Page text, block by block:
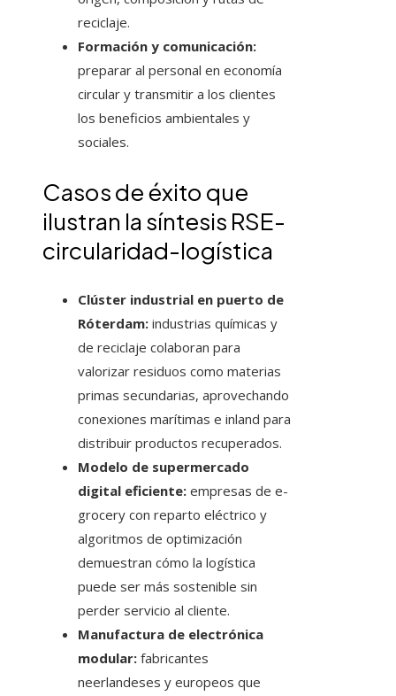
reciclaje.
Formación y comunicación:
preparar al personal en economía
circular y transmitir a los clientes
los beneficios ambientales y
sociales.
Casos de éxito que
ilustran la síntesis RSE-
circularidad-logística
Clúster industrial en puerto de
Róterdam: industrias químicas y
de reciclaje colaboran para
valorizar residuos como materias
primas secundarias, aprovechando
conexiones marítimas e inland para
distribuir productos recuperados.
Modelo de supermercado
digital eficiente: empresas de e-
grocery con reparto eléctrico y
algoritmos de optimización
demuestran cómo la logística
puede ser más sostenible sin
perder servicio al cliente.
Manufactura de electrónica
modular: fabricantes
neerlandeses y europeos que